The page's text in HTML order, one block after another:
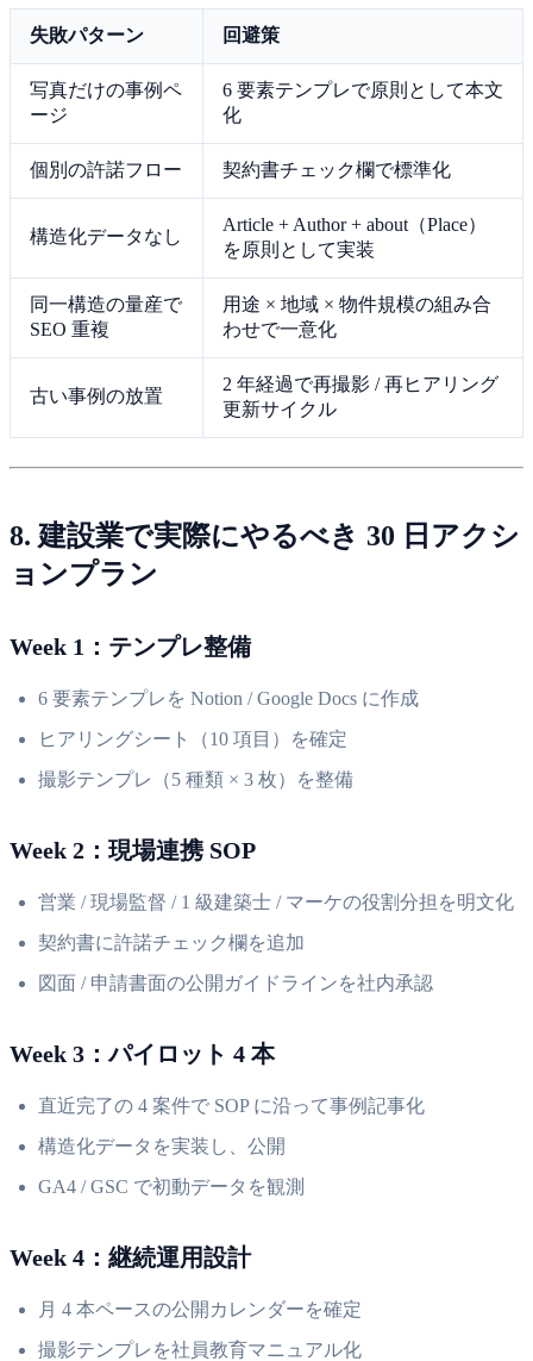
失敗パターン 回避策
写真だけの事例ペ
ージ
6 要素テンプレで原則として本文
化
個別の許諾フロー 契約書チェック欄で標準化
構造化データなし
Article + Author + about（Place）
を原則として実装
同一構造の量産で
SEO 重複
用途 × 地域 × 物件規模の組み合
わせで一意化
古い事例の放置
2 年経過で再撮影 / 再ヒアリング
更新サイクル
8. 建設業で実際にやるべき 30 日アクシ
ョンプラン
Week 1：テンプレ整備
6 要素テンプレを Notion / Google Docs に作成
ヒアリングシート（10 項目）を確定
撮影テンプレ（5 種類 × 3 枚）を整備
Week 2：現場連携 SOP
営業 / 現場監督 / 1 級建築士 / マーケの役割分担を明文化
契約書に許諾チェック欄を追加
図面 / 申請書面の公開ガイドラインを社内承認
Week 3：パイロット 4 本
直近完了の 4 案件で SOP に沿って事例記事化
構造化データを実装し、公開
GA4 / GSC で初動データを観測
Week 4：継続運用設計
月 4 本ペースの公開カレンダーを確定
撮影テンプレを社員教育マニュアル化